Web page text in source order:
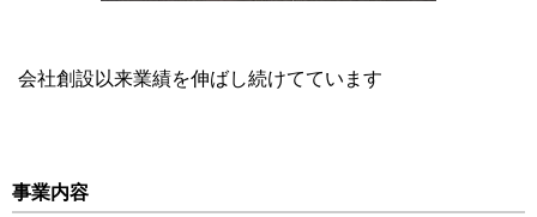
会社創設以来業績を伸ばし続けてています
事業内容